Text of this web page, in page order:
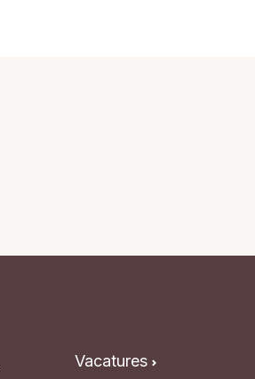
Vacatures